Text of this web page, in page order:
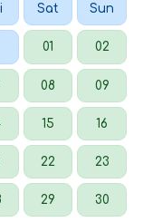
Sat Sun
01 02
08 09
15 16
22 23
29 30